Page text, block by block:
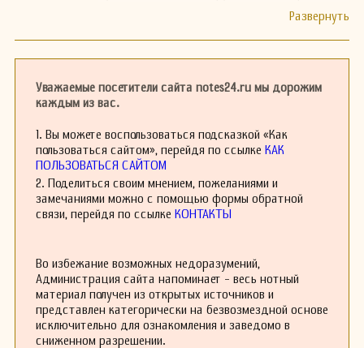
Уважаемые посетители сайта notes24.ru мы дорожим
каждым из вас.
1. Вы можете воспользоваться подсказкой «Как
пользоваться сайтом», перейдя по ссылке КАК
ПОЛЬЗОВАТЬСЯ САЙТОМ
2. Поделиться своим мнением, пожеланиями и
замечаниями можно с помощью формы обратной
связи, перейдя по ссылке КОНТАКТЫ
Во избежание возможных недоразумений,
Администрация сайта напоминает - весь нотный
материал получен из открытых источников и
представлен категорически на безвозмездной основе
исключительно для ознакомления и заведомо в
сниженном разрешении.